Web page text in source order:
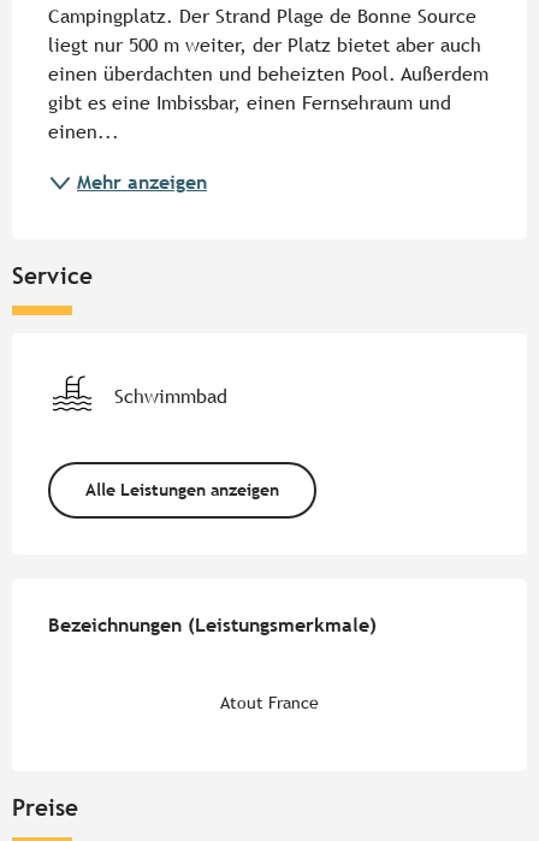
Campingplatz. Der Strand Plage de Bonne Source
liegt nur 500 m weiter, der Platz bietet aber auch
einen überdachten und beheizten Pool. Außerdem
gibt es eine Imbissbar, einen Fernsehraum und
einen...
Mehr anzeigen
Service
Schwimmbad
Alle Leistungen anzeigen
Bezeichnungen (Leistungsmerkmale)
Bezeichnungen (Leistungsmerkmale)
Atout France
Preise